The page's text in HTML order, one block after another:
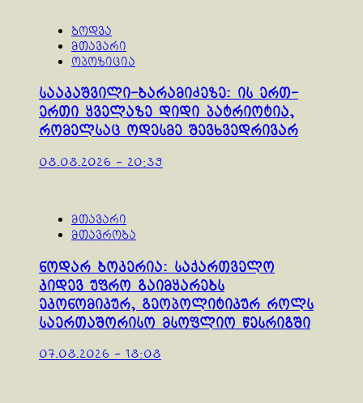
ბოდვა
მთავარი
ოპოზიცია
სააკაშვილი-ბარამიძეზე: ის ერთ-
ერთი ყველაზე დიდი პატრიოტია,
რომელსაც ოდესმე შევხვედრივარ
08.08.2026 - 20:39
მთავარი
მთავრობა
ნოდარ ბოკერია: საქართველო
კიდევ უფრო გაიმყარებს
ეკონომიკურ, გეოპოლიტიკურ როლს
საერთაშორისო მსოფლიო წესრიგში
07.08.2026 - 18:08